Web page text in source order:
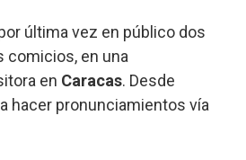
última vez en público dos
comicios, en una
en Caracas. Desde
hacer pronunciamientos vía